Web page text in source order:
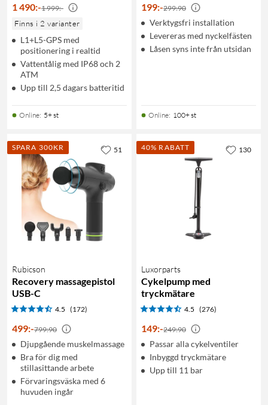
1 490:-1 999:-
Finns i 2 varianter
L1+L5-GPS med
positionering i realtid
Vattentålig med IP68 och 2
ATM
Upp till 2,5 dagars batteritid
Online: 5+ st
199:-299:90
Verktygsfri installation
Levereras med nyckelfästen
Låsen syns inte från utsidan
Online: 100+ st
SPARA 300KR
Rubicson
Recovery massagepistol
USB-C
4.5 (172)
499:-799:90
Djupgående muskelmassage
Bra för dig med
stillasittande arbete
Förvaringsväska med 6
huvuden ingår
51 40% RABATT
Luxorparts
Cykelpump med
tryckmätare
4.5 (276)
149:-249:90
Passar alla cykelventiler
Inbyggd tryckmätare
Upp till 11 bar
130